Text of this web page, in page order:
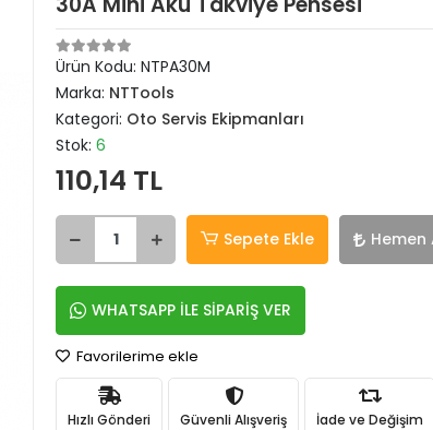
Ürün Kodu: NTPA30M
Marka: NTTools
Kategori: Oto Servis Ekipmanları
Stok: 6
110,14 TL
Sepete Ekle Hemen
WHATSAPP İLE SİPARİŞ VER
Favorilerime ekle
Hızlı Gönderi Güvenli Alışveriş İade ve Değişim